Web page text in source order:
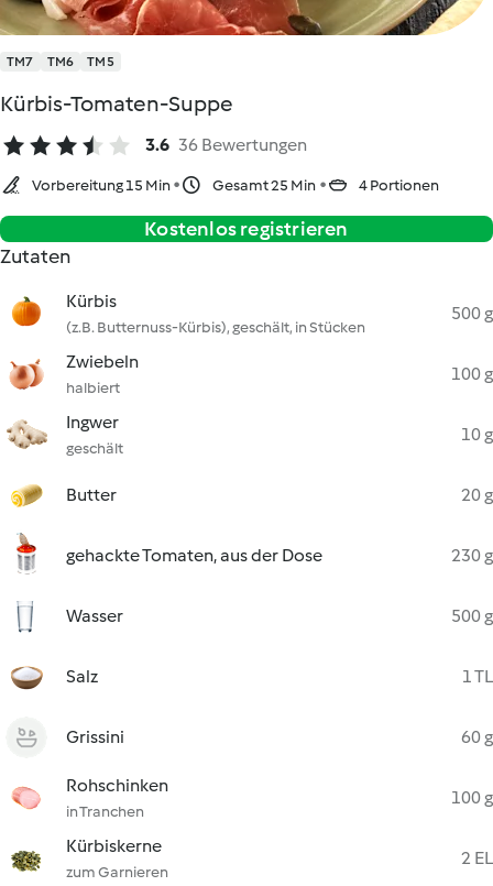
TM7 TM6 TM5
Kürbis-Tomaten-Suppe
3.6 36 Bewertungen
Vorbereitung 15 Min Gesamt 25 Min 4 Portionen
Kostenlos registrieren
Zutaten
Kürbis
(z.B. Butternuss-Kürbis), geschält, in Stücken
500 g
Zwiebeln
halbiert
100 g
Ingwer
geschält
10 g
Butter 20 g
gehackte Tomaten, aus der Dose 230 g
Wasser 500 g
Salz 1 TL
Grissini 60 g
Rohschinken
in Tranchen
100 g
Kürbiskerne
zum Garnieren
2 EL